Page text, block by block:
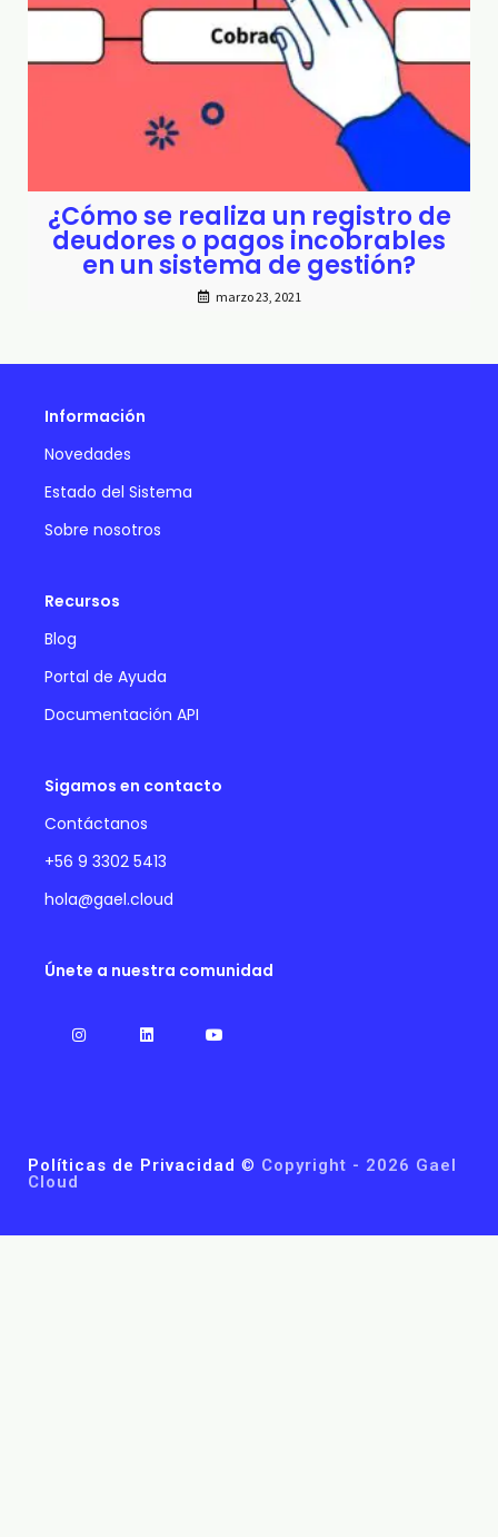
¿Cómo se realiza un registro de
deudores o pagos incobrables
en un sistema de gestión?
marzo 23, 2021
Información
Novedades
Estado del Sistema
Sobre nosotros
Recursos
Blog
Portal de Ayuda
Documentación API
Sigamos en contacto
Contáctanos
+56 9 3302 5413
hola@gael.cloud
Únete a nuestra comunidad
Políticas de Privacidad © Copyright - 2026 Gael
Cloud